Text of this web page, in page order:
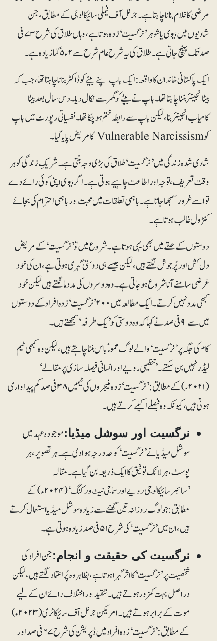
مرضی کا غلام بنانا چاہتا ہے۔ جرنل آف فیملی سائیکالوجی کے مطابق، جن
شادیوں میں بیوی یا شوہر ’نرگسیت‘ زدہ ہوتا ہے، وہاں طلاق کی شرح ۷۳ فی
صد تک پہنچ جاتی ہے۔ طلاق کی یہ شرح عام شرح سے ۲ء۵گنا زیادہ ہے۔
ایک پاکستانی خاندان کا واقعہ: ایک باپ اپنے بیٹے کو ڈاکٹر بنانا چاہتا تھا، جب کہ
بیٹا انجینئر بننا چاہتا تھا۔ باپ نے بیٹے کو گھر سے نکال دیا۔ دس سال بعد بیٹا
کامیاب انجینئر بنا، لیکن باپ سے رابطہ ختم ہو چکا تھا۔ نفسیاتی رپورٹ میں باپ
کو Vulnerable Narcissism کا مریض پایا گیا۔
شادی شدہ زندگی میں ’نرگسیت‘ طلاق کی بڑی وجہ بنتی ہے۔ شریکِ زندگی کو ہر
وقت تعریف، توجہ اور اطاعت چاہیے ہوتی ہے۔ اگر بیوی اپنی کوئی رائے دے
تو اسے غرور سمجھا جاتا ہے۔ باہمی تعلقات میں محبت اورباہمی احترام کی بجائے
کنٹرول غالب ہوتا ہے۔
دوستوں کے حلقے میں بھی یہی ہوتا ہے۔ شروع میں تو ’نرگسیت‘ کے مریض
دل کش اور پُرجوش لگتے ہیں، لیکن جیسے ہی دوستی گہری ہوتی ہے، ان کی خود
غرضی سامنے آنا شروع ہوجاتی ہے۔ وہ دوسروں کی مدد مانگتے ہیں لیکن خود
کبھی مدد نہیں کرتے۔ ایک مطالعہ میں ۲۰۰ ’نرگسیت‘ زدہ افراد کے دوستوں
میں سے ۹۱ فی صد نے کہا کہ وہ دوستی کو ’یک طرفہ‘ سمجھتے ہیں۔
کام کی جگہ پر ’نرگسیت‘ والے لوگ عموماً باس بننا چاہتے ہیں، لیکن وہ کبھی ٹیم
لیڈر نہیں بن سکتے۔ ’تنظیمی رویے اور انسانی فیصلہ سازی پر مقالے‘
(۲۰۲۱ء)کے مطابق: ’نرگسیت‘ زدہ منیجروں کی ٹیمیں ۳۸ فی صد کم پیداواری
ہوتی ہیں، کیونکہ وہ فیصلے اکیلے کرتے ہیں۔
نرگسیت اور سوشل میڈیا:موجودہ عہد میں
سوشل میڈیا نے ’نرگسیت‘ کو حددرجہ ہوا دی ہے۔ ہر تصویر، ہر
پوسٹ، ہرلائک توثیق کا ایک ذریعہ بن گیا ہے۔ مقالہ
’سائبرسائیکالوجی رویے اور سماجی نیٹ ورکنگ‘ (۲۰۲۴ء) کے
مطابق: جو لوگ روزانہ تین گھنٹے سے زیادہ سوشل میڈیا استعمال کرتے
ہیں، ان میں ’نرگسیت‘ کی شرح ۵۱ فی صد زیادہ ہوتی ہے۔
نرگسیت کی حقیقت و انجام:جن افراد کی
شخصیت پر ’نرگسیت‘ کا اثر گہرا ہوتا ہے، بظاہر وہ پُراعتماد لگتے ہیں، لیکن
دراصل بہت کمزور ہوتے ہیں۔ تنقید اور اختلاف رائے ان کے لیے
موت کے برابر ہوتے ہیں۔ امریکن جرنل آف سائیکاٹری (۲۰۲۳ء)
کے مطابق: ’نرگسیت‘ زدہ افراد میں ڈپریشن کی شرح ۶۷ فی صد اور